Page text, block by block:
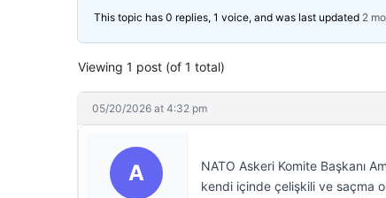
This topic has 0 replies, 1 voice, and was last updated 2
Viewing 1 post (of 1 total)
05/20/2026 at 4:32 pm
A
NATO Askeri Komite Başkanı
kendi içinde çelişkili ve saçma